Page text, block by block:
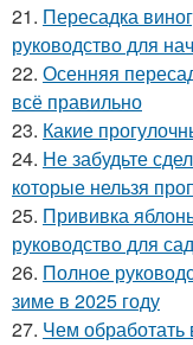
21. Пересадка
руководство для
22. Осенняя
всё правильно
23. Какие
24. Не забудьте
которые нельзя
25. Прививка
руководство для
26. Полное
зиме в 2025 году
27. Чем обработать